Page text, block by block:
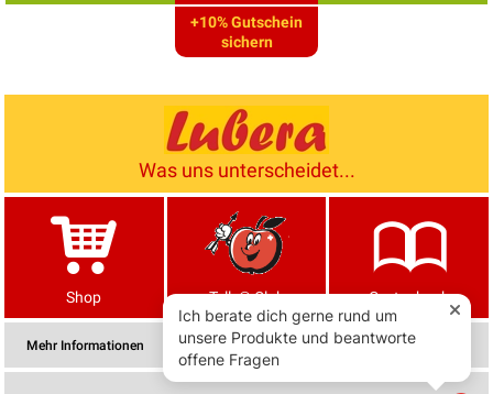
+10% Gutschein
sichern
Was uns unterscheidet...
Shop Tells® Club Gartenbuch
Mehr Informationen